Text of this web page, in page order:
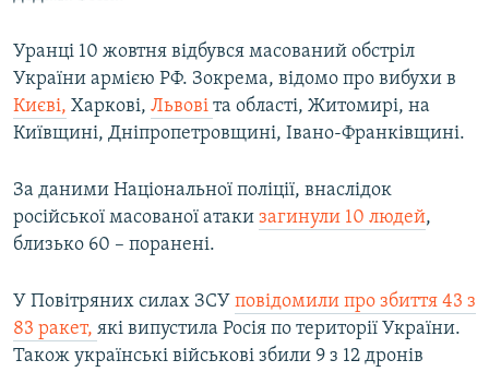
Уранці 10 жовтня відбувся масований обстріл
України армією РФ. Зокрема, відомо про вибухи в
Києві, Харкові, Львові та області, Житомирі, на
Київщині, Дніпропетровщині, Івано-Франківщині.
За даними Національної поліції, внаслідок
російської масованої атаки загинули 10 людей,
близько 60 – поранені.
У Повітряних силах ЗСУ повідомили про збиття 43 з
83 ракет, які випустила Росія по території України.
Також українські військові збили 9 з 12 дронів